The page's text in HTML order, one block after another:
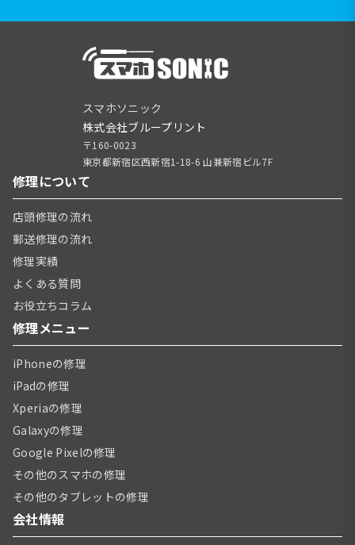
スマホソニック
株式会社ブループリント
〒160-0023
東京都新宿区西新宿1-18-6 山兼新宿ビル7F
修理について
店頭修理の流れ
郵送修理の流れ
修理実績
よくある質問
お役立ちコラム
修理メニュー
iPhoneの修理
iPadの修理
Xperiaの修理
Galaxyの修理
Google Pixelの修理
その他のスマホの修理
その他のタブレットの修理
会社情報